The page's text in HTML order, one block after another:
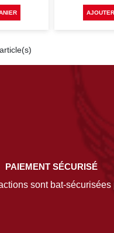
PAIEMENT SÉCURISÉ
sont bat-sécurisées